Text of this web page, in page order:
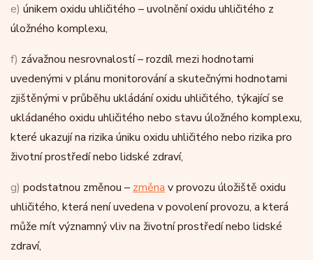
e) únikem oxidu uhličitého – uvolnění oxidu uhličitého z
úložného komplexu,
f) závažnou nesrovnalostí – rozdíl mezi hodnotami
uvedenými v plánu monitorování a skutečnými hodnotami
zjištěnými v průběhu ukládání oxidu uhličitého, týkající se
ukládaného oxidu uhličitého nebo stavu úložného komplexu,
které ukazují na rizika úniku oxidu uhličitého nebo rizika pro
životní prostředí nebo lidské zdraví,
g) podstatnou změnou – změna v provozu úložiště oxidu
uhličitého, která není uvedena v povolení provozu, a která
může mít významný vliv na životní prostředí nebo lidské
zdraví,